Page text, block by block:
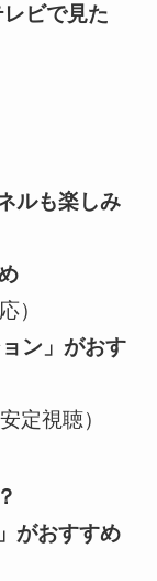
ビで見た
ルも楽しみ
）
ン」がおす
定視聴）
がおすすめ